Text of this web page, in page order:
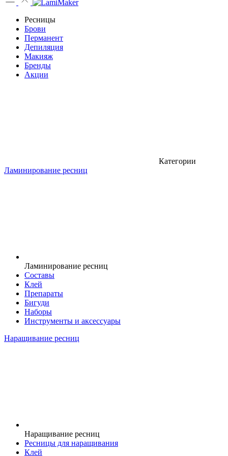
Ресницы
Брови
Перманент
Депиляция
Макияж
Бренды
Акции
Категории
Ламинирование ресниц
Ламинирование ресниц
Составы
Клей
Препараты
Бигуди
Наборы
Инструменты и аксессуары
Наращивание ресниц
Наращивание ресниц
Ресницы для наращивания
Клей